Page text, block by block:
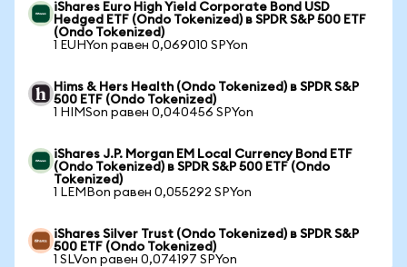
iShares Euro High Yield Corporate Bond USD
Hedged ETF (Ondo Tokenized) в SPDR S&P 500 ETF
(Ondo Tokenized)
1 EUHYon равен 0,069010 SPYon
Hims & Hers Health (Ondo Tokenized) в SPDR S&P
500 ETF (Ondo Tokenized)
1 HIMSon равен 0,040456 SPYon
iShares J.P. Morgan EM Local Currency Bond ETF
(Ondo Tokenized) в SPDR S&P 500 ETF (Ondo
Tokenized)
1 LEMBon равен 0,055292 SPYon
iShares Silver Trust (Ondo Tokenized) в SPDR S&P
500 ETF (Ondo Tokenized)
1 SLVon равен 0,074197 SPYon